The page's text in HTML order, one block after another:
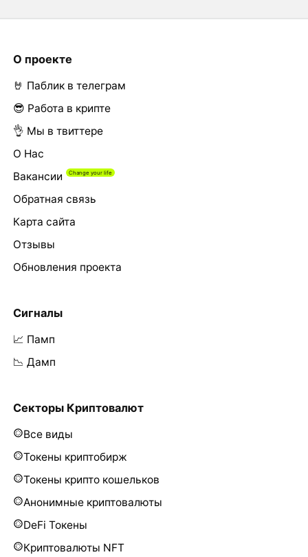
О проекте
🤘 Паблик в телеграм
😎 Работа в крипте
👌 Мы в твиттере
О Нас
Вакансии
Обратная связь
Карта сайта
Отзывы
Обновления проекта
Сигналы
📈 Памп
📉 Дамп
Секторы Криптовалют
Все виды
Токены криптобирж
Токены крипто кошельков
Анонимные криптовалюты
DeFi Токены
Криптовалюты NFT